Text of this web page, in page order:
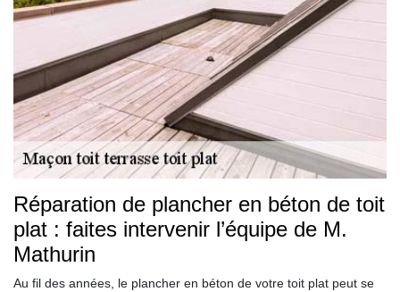
Réparation de plancher en béton de toit
plat : faites intervenir l’équipe de M.
Mathurin
Au fil des années, le plancher en béton de votre toit plat peut se